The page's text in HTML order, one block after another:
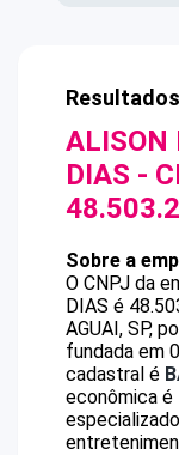
ALISON
DIAS -
Sobre a
O CNPJ da
DIAS é
AGUAI, SP,
fundada em
cadastral é
econômica